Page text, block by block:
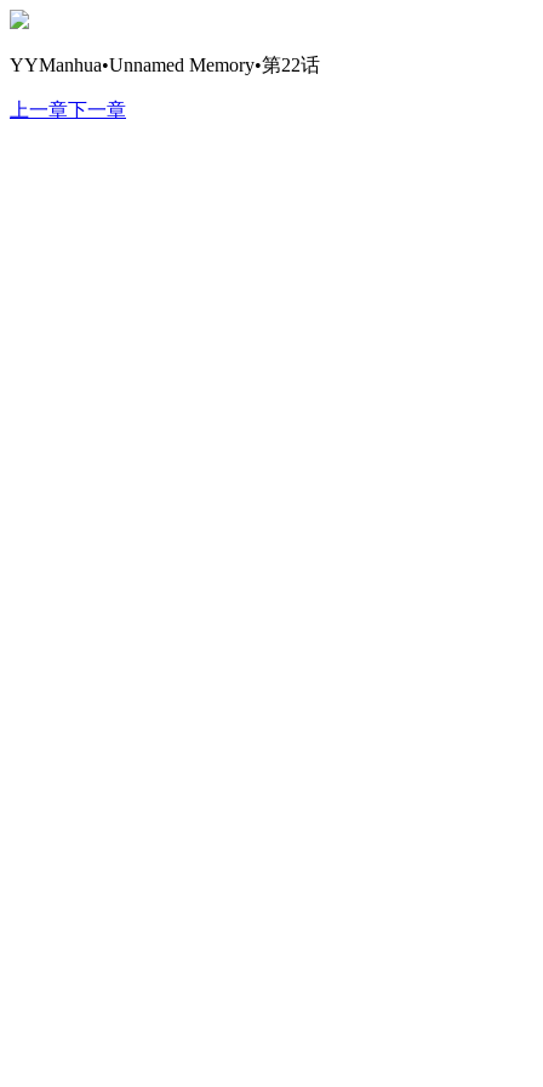
YYManhua•Unnamed Memory•第22话
上一章下一章